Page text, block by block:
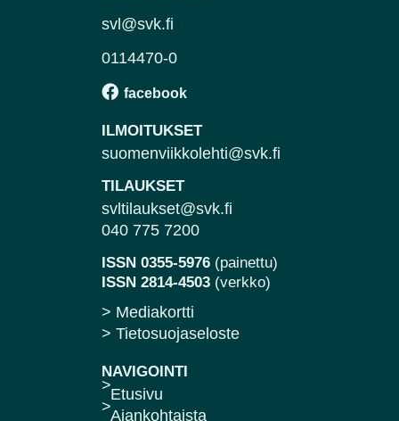
svl@svk.fi
0114470-0
ILMOITUKSET
suomenviikkolehti@svk.fi
TILAUKSET
svltilaukset@svk.fi
040 775 7200
ISSN 0355-5976 (painettu)
ISSN 2814-4503 (verkko)
> Mediakortti
> Tietosuojaseloste
NAVIGOINTI
Etusivu
Ajankohtaista